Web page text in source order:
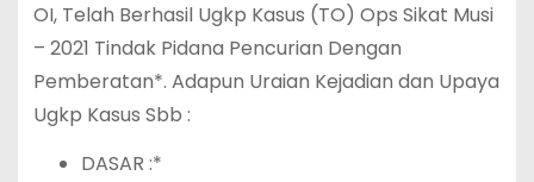
OI, Telah Berhasil Ugkp Kasus (TO) Ops Sikat Musi
– 2021 Tindak Pidana Pencurian Dengan
Pemberatan*. Adapun Uraian Kejadian dan Upaya
Ugkp Kasus Sbb :
DASAR :*